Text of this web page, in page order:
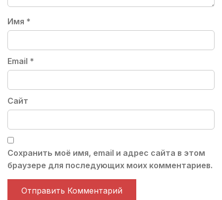
Имя *
Email *
Сайт
Сохранить моё имя, email и адрес сайта в этом
браузере для последующих моих комментариев.